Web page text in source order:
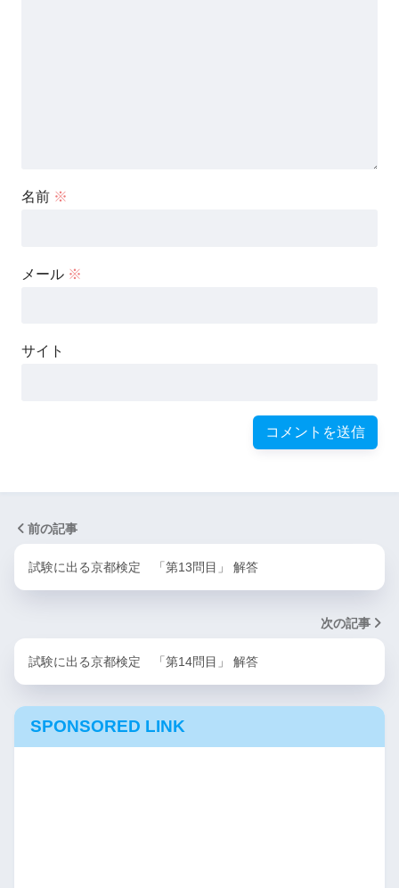
名前 ※
メール ※
サイト
前の記事
試験に出る京都検定 「第13問目」 解答
次の記事
試験に出る京都検定 「第14問目」 解答
SPONSORED LINK